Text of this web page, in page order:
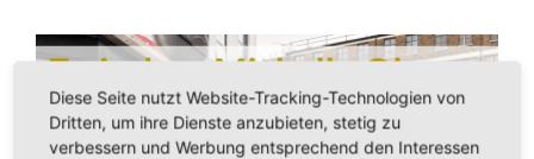
ZAC FAQ
Über mich
Diese Seite nutzt Website-Tracking-Technologien von
Dritten, um ihre Dienste anzubieten, stetig zu
verbessern und Werbung entsprechend den Interessen